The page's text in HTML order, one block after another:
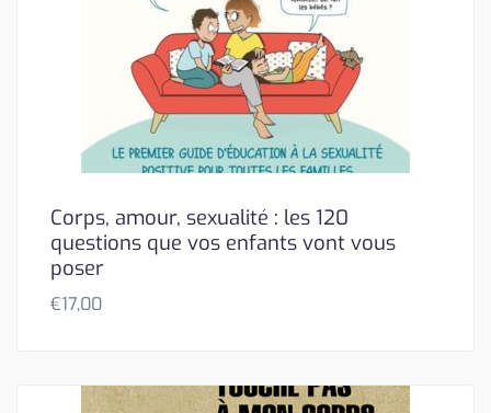
Corps, amour, sexualité : les 120
questions que vos enfants vont vous
poser
€17,00